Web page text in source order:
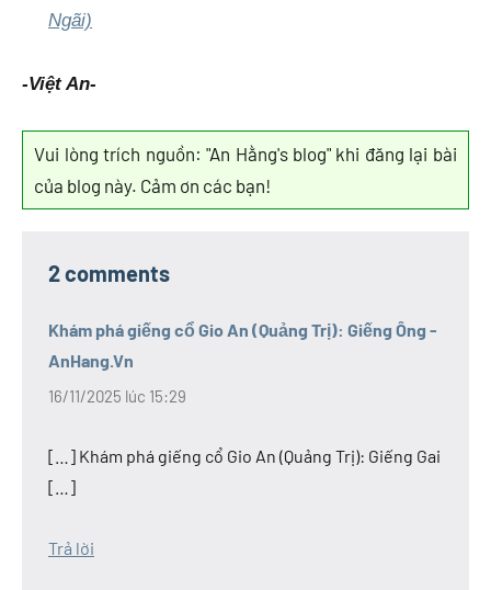
Ngãi)
-Việt An-
Vui lòng trích nguồn: "An Hằng's blog" khi đăng lại bài
của blog này. Cảm ơn các bạn!
Tagschampa
giếng
Gio
An
Trị
2 comments
Khám phá giếng cổ Gio An (Quảng Trị): Giếng Ông -
AnHang.Vn
16/11/2025 lúc 15:29
[…] Khám phá giếng cổ Gio An (Quảng Trị): Giếng Gai
[…]
Trả lời